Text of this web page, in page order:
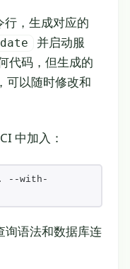
行，生成对应的
并启动服
代码，但生成的
可以随时修改和
中加入：
--with-
询语法和数据库连